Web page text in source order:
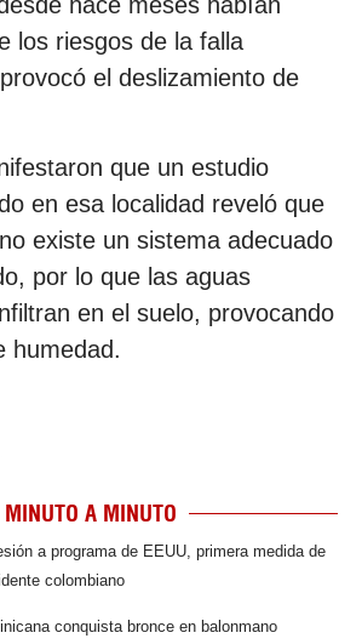
los riesgos de la falla
el deslizamiento de
que un estudio
en esa localidad reveló que
existe un sistema adecuado
por lo que las aguas
en el suelo, provocando
humedad.
MINUTO A MINUTO
a programa de EEUU, primera medida de
colombiano
conquista bronce en balonmano